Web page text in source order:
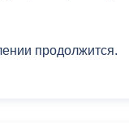
продолжится.